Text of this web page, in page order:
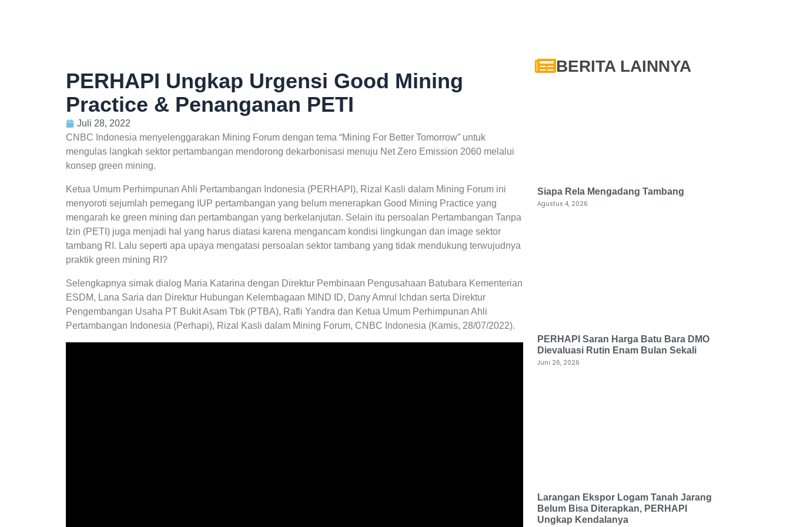
PERHAPI Ungkap Urgensi Good Mining
Practice & Penanganan PETI
Juli 28, 2022
CNBC Indonesia menyelenggarakan Mining Forum dengan tema “Mining For Better Tomorrow” untuk
mengulas langkah sektor pertambangan mendorong dekarbonisasi menuju Net Zero Emission 2060 melalui
konsep green mining.
Ketua Umum Perhimpunan Ahli Pertambangan Indonesia (PERHAPI), Rizal Kasli dalam Mining Forum ini
menyoroti sejumlah pemegang IUP pertambangan yang belum menerapkan Good Mining Practice yang
mengarah ke green mining dan pertambangan yang berkelanjutan. Selain itu persoalan Pertambangan Tanpa
Izin (PETI) juga menjadi hal yang harus diatasi karena mengancam kondisi lingkungan dan image sektor
tambang RI. Lalu seperti apa upaya mengatasi persoalan sektor tambang yang tidak mendukung terwujudnya
praktik green mining RI?
Selengkapnya simak dialog Maria Katarina dengan Direktur Pembinaan Pengusahaan Batubara Kementerian
ESDM, Lana Saria dan Direktur Hubungan Kelembagaan MIND ID, Dany Amrul Ichdan serta Direktur
Pengembangan Usaha PT Bukit Asam Tbk (PTBA), Rafli Yandra dan Ketua Umum Perhimpunan Ahli
Pertambangan Indonesia (Perhapi), Rizal Kasli dalam Mining Forum, CNBC Indonesia (Kamis, 28/07/2022).
BERITA LAINNYA
Siapa Rela Mengadang Tambang
Agustus 4, 2026
PERHAPI Saran Harga Batu Bara DMO
Dievaluasi Rutin Enam Bulan Sekali
Juni 26, 2026
Larangan Ekspor Logam Tanah Jarang
Belum Bisa Diterapkan, PERHAPI
Ungkap Kendalanya